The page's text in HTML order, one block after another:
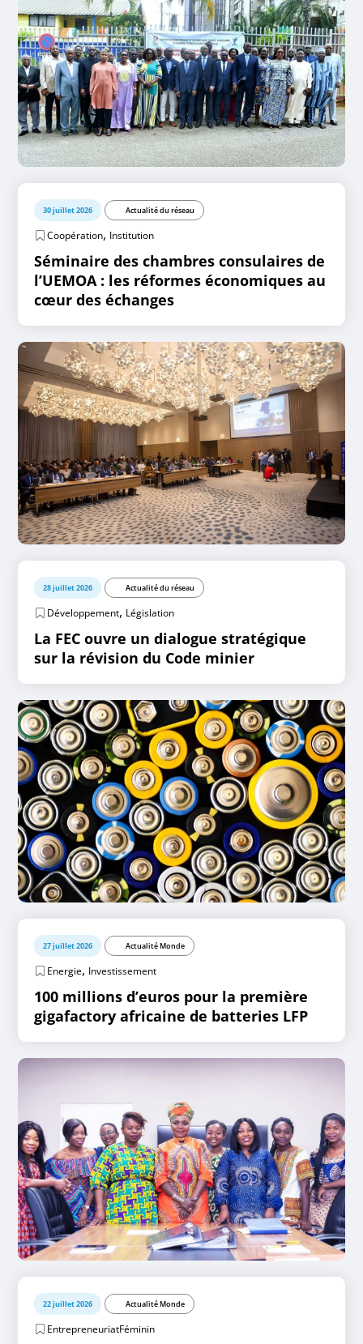
30 juillet 2026 Actualité du réseau
Coopération, Institution
Séminaire des chambres consulaires de
l’UEMOA : les réformes économiques au
cœur des échanges
28 juillet 2026 Actualité du réseau
Développement, Législation
La FEC ouvre un dialogue stratégique
sur la révision du Code minier
27 juillet 2026 Actualité Monde
Energie, Investissement
100 millions d’euros pour la première
gigafactory africaine de batteries LFP
22 juillet 2026 Actualité Monde
EntrepreneuriatFéminin